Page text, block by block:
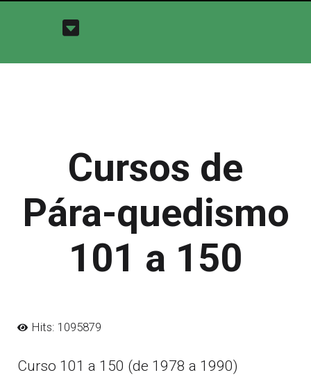
Cursos de
Pára-quedismo
101 a 150
Hits: 1095879
Curso 101 a 150 (de 1978 a 1990)